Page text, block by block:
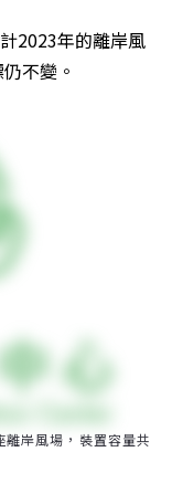
2023年的離岸風
不變。
岸風場，裝置容量共